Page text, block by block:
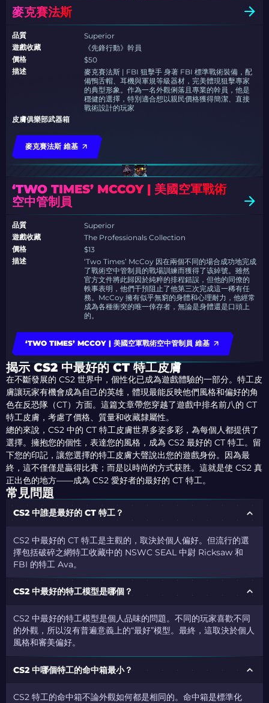
麥克賽法斯
品質
Superior
遊戲收藏
《先鋒行動》幹員
價格
$50
描述
麥克賽法斯 | FBI 狙擊手 身著 FBI 標準戰術裝備，配
備鴨舌帽、耳機與軍規等級器材，完美體現狙擊專家
的典型形象。作為一名外觀俐落且專業的幹員，他是
穩健的選擇，特別適合想以親民價格獲得簡潔、直接
戰術設計的玩家
皮膚俱樂部武器箱
麥克賽法斯 維基
‘TWO TIMES’ MCCOY | 美國空軍戰術
空中管制員
品質
Superior
遊戲收藏
The Professionals Collection
價格
$13
描述
‘Two Times’ McCoy 因在兩個不同的場合成功地完成
了戰術空中管制員的戰場訓練而獲得了该綽號。雖然
官方文件將此歸因於純粹的排程錯誤，但他的同僚的
軼事表明，他們干預阻止了他第三次完成這一稀有任
務。McCoy 擁有似乎無窮的身體和心理耐力，他經常
成為各種衝突的唯一倖存者，無論是身體還是口頭上
的。
‘TWO TIMES’ MCCOY | 美國空軍戰術空中管制員 維基
揭示 CS2 中最好的 CT 特工皮膚
在不斷發展的 CS2 世界中，個性化已成為遊戲體驗的一部分。特工皮
膚讓玩家有機會成為自己的英雄，體現最能反映他們風格和偏好的角
色在反恐隊（CT）方面。這篇文章帶您穿越了遊戲中排名前八的 CT
特工皮膚，考慮了價格、質量和收藏隸屬性。
總的來說，CS2 中的 CT 特工皮膚世界多姿多彩，為每個人都提供了
選擇。擁抱您的個性，表達您的風格，成為 CS2 最好的 CT 特工。留
下您的印記，讓您選擇的特工皮膚大聲說出您的遊戲身份。因為最
終，這不僅僅是贏得比賽；而是以時尚的方式获胜。這就是使 CS2 真
正出色的地方——成為 CS2 愛好者的最好的 CT 特工。
常見問題
CS2 中誰是最好的 CT 特工？
CS2 中最好的 CT 特工是主觀的，取決於個人偏好。但流行的選
擇包括破碎之網特工收藏中的 NSWC SEAL 中尉 Ricksaw 和
FBI 的特工 Ava。
CS2 中最好的特工模型是哪個？
CS2 中最好的特工模型是個人品味的問題。不同的玩家喜歡不同
的外觀，所以沒有普遍意義上的“最好”模型。最終，這取決於個人
風格和審美偏好。
CS2 中哪個特工的命中箱最小？
CS2 特工的命中箱不論外觀如何都是相同的。命中箱是標準化